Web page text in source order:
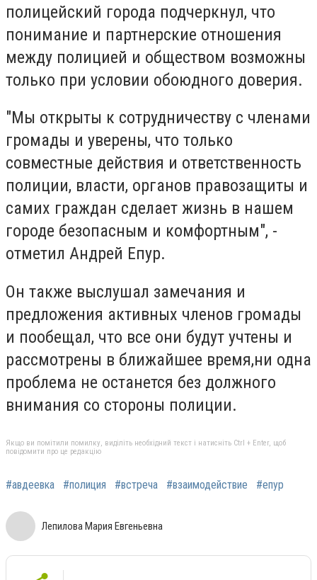
полицейский города подчеркнул, что
понимание и партнерские отношения
между полицией и обществом возможны
только при условии обоюдного доверия.
"Мы открыты к сотрудничеству с членами
громады и уверены, что только
совместные действия и ответственность
полиции, власти, органов правозащиты и
самих граждан сделает жизнь в нашем
городе безопасным и комфортным", -
отметил Андрей Епур.
Он также выслушал замечания и
предложения активных членов громады
и пообещал, что все они будут учтены и
рассмотрены в ближайшее время,ни одна
проблема не останется без должного
внимания со стороны полиции.
Якщо ви помітили помилку, виділіть необхідний текст і натисніть Ctrl + Enter, щоб
повідомити про це редакцію
#авдеевка #полиция #встреча #взаимодействие #епур
Лепилова Мария Евгеньевна